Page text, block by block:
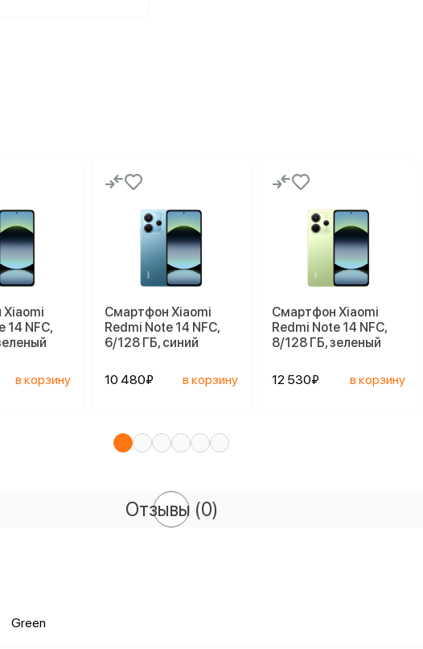
14 NFC,
в корзину
Смартфон Xiaomi
Redmi Note 14 NFC,
6/128 ГБ, синий
10 480₽ в корзину
Смартфон Xiaomi
Redmi Note 14 NFC,
8/128 ГБ, зеленый
12 530₽ в корзину
Отзывы (0)
Green